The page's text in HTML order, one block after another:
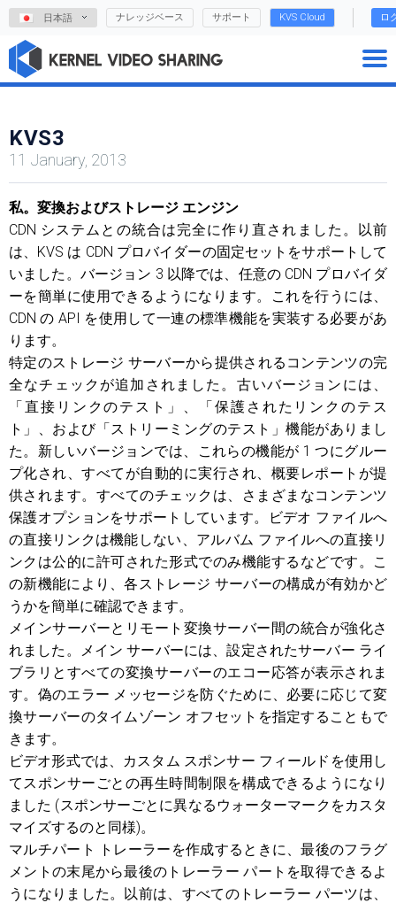
日本語 ナレッジベース サポート KVS Cloud ロ
KVS3
11 January, 2013
私。変換およびストレージ エンジン
CDN システムとの統合は完全に作り直されました。以前
は、KVS は CDN プロバイダーの固定セットをサポートして
いました。バージョン 3 以降では、任意の CDN プロバイダ
ーを簡単に使用できるようになります。これを行うには、
CDN の API を使用して一連の標準機能を実装する必要があ
ります。
特定のストレージ サーバーから提供されるコンテンツの完
全なチェックが追加されました。古いバージョンには、
「直接リンクのテスト」、「保護されたリンクのテス
ト」、および「ストリーミングのテスト」機能がありまし
た。新しいバージョンでは、これらの機能が 1 つにグルー
プ化され、すべてが自動的に実行され、概要レポートが提
供されます。すべてのチェックは、さまざまなコンテンツ
保護オプションをサポートしています。ビデオ ファイルへ
の直接リンクは機能しない、アルバム ファイルへの直接リ
ンクは公的に許可された形式でのみ機能するなどです。こ
の新機能により、各ストレージ サーバーの構成が有効かど
うかを簡単に確認できます。
メインサーバーとリモート変換サーバー間の統合が強化さ
れました。メイン サーバーには、設定されたサーバー ライ
ブラリとすべての変換サーバーのエコー応答が表示されま
す。偽のエラー メッセージを防ぐために、必要に応じて変
換サーバーのタイムゾーン オフセットを指定することもで
きます。
ビデオ形式では、カスタム スポンサー フィールドを使用し
てスポンサーごとの再生時間制限を構成できるようになり
ました (スポンサーごとに異なるウォーターマークをカスタ
マイズするのと同様)。
マルチパート トレーラーを作成するときに、最後のフラグ
メントの末尾から最後のトレーラー パートを取得できるよ
うになりました。以前は、すべてのトレーラー パーツは、